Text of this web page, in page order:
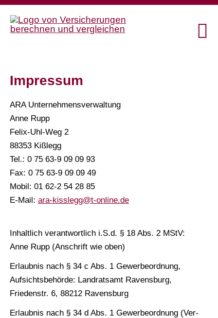
Impressum
ARA Unternehmensverwaltung
Anne Rupp
Felix-Uhl-Weg 2
88353 Kißlegg
Tel.: 0 75 63-9 09 09 93
Fax: 0 75 63-9 09 09 49
Mobil: 01 62-2 54 28 85
E-Mail: ara-kisslegg@t-online.de
Inhaltlich verantwortlich i.S.d. § 18 Abs. 2 MStV:
Anne Rupp (Anschrift wie oben)
Erlaubnis nach § 34 c Abs. 1 Gewerbeordnung,
Aufsichtsbehörde: Landratsamt Ravensburg,
Friedenstr. 6, 88212 Ravensburg
Erlaubnis nach § 34 d Abs. 1 Gewerbeordnung (Ver­